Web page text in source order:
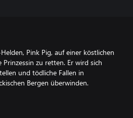
Pink Pig, auf einer köstlichen
zu retten. Er wird sich
und tödliche Fallen in
Bergen überwinden.